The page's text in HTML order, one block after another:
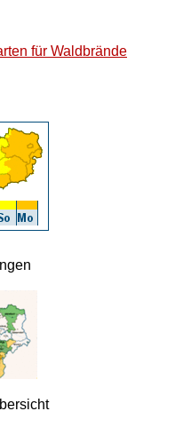
für Waldbrände